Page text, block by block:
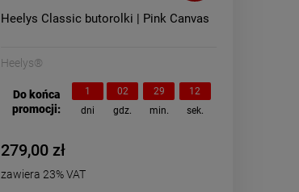
Heelys Classic butorolki | Pink Canvas
Heelys®
Do końca
promocji:
1
dni
02
gdz.
29
min.
11
sek.
279,00 zł
zawiera 23% VAT